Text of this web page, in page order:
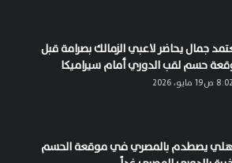
جمال يحاضر لاعبي الزمالك بصرامة قبل
حسم لقب الدوري أمام سيراميكا
8:02 ص19 مايو، 2026
يصطدم بالمصري في موقعة الحسم